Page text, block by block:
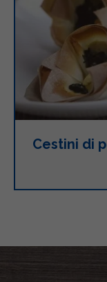
Cestini di